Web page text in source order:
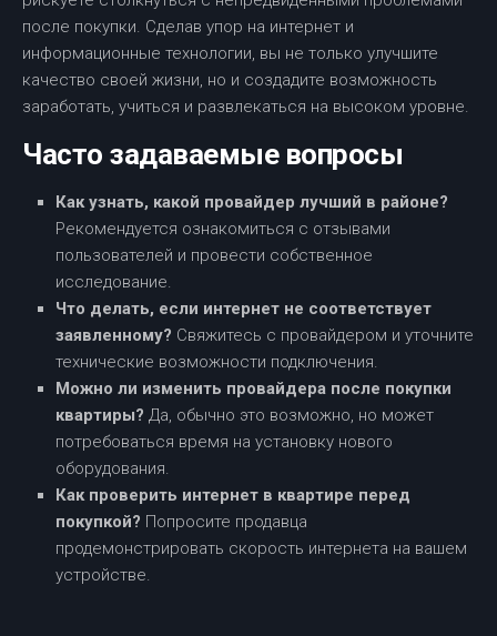
после покупки. Сделав упор на интернет и
информационные технологии, вы не только улучшите
качество своей жизни, но и создадите возможность
заработать, учиться и развлекаться на высоком уровне.
Часто задаваемые вопросы
Как узнать, какой провайдер лучший в районе?
Рекомендуется ознакомиться с отзывами
пользователей и провести собственное
исследование.
Что делать, если интернет не соответствует
заявленному? Свяжитесь с провайдером и уточните
технические возможности подключения.
Можно ли изменить провайдера после покупки
квартиры? Да, обычно это возможно, но может
потребоваться время на установку нового
оборудования.
Как проверить интернет в квартире перед
покупкой? Попросите продавца
продемонстрировать скорость интернета на вашем
устройстве.